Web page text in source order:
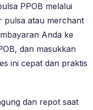
PPOB melalui
pulsa atau merchant
Anda ke
dan masukkan
ini cepat dan praktis
dan repot saat